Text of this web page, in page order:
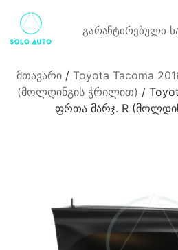
გარანტირებული
მთავარი / Toyota Tacoma
(მოლდინგის ჭრილით) /
ფრთა მარჯ. R